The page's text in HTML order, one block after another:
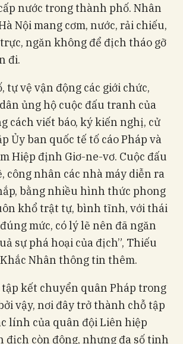
nước trong thành phố. Nhân
Nội mang cơm, nước, rải chiếu,
ngăn không để địch tháo gỡ
đi.
tự vệ vận động các giới chức,
ủng hộ cuộc đấu tranh của
cách viết báo, ký kiến nghị, cử
Ủy ban quốc tế tố cáo Pháp và
Hiệp định Giơ-ne-vơ. Cuộc đấu
công nhân các nhà máy diễn ra
bằng nhiều hình thức phong
khổ trật tự, bình tĩnh, với thái
mức, có lý lẽ nên đã ngăn
sự phá hoại của địch”, Thiếu
Nhân thông tin thêm.
kết chuyển quân Pháp trong
vậy, nơi đây trở thành chỗ tập
lính của quân đội Liên hiệp
địch còn đông, nhưng đa số tinh